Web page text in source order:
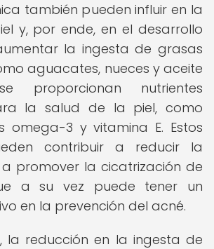
también pueden influir en la
y, por ende, en el desarrollo
la ingesta de grasas
aguacates, nueces y aceite
proporcionan nutrientes
la salud de la piel, como
omega-3 y vitamina E. Estos
contribuir a reducir la
promover la cicatrización de
a su vez puede tener un
en la prevención del acné.
la reducción en la ingesta de